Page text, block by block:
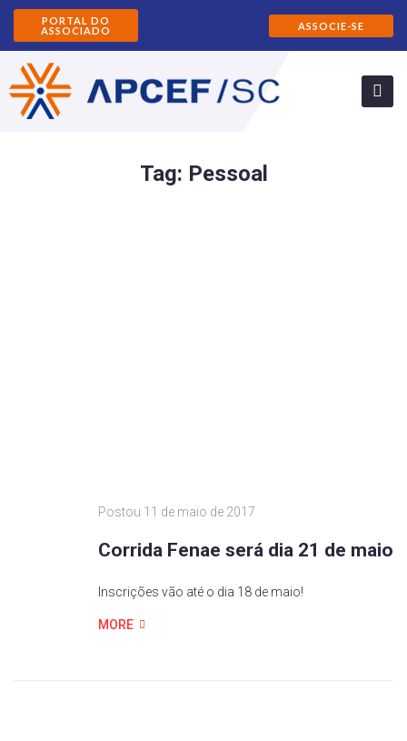
PORTAL DO
ASSOCIADO
ASSOCIE-SE
Tag: Pessoal
Postou 11 de maio de 2017
Corrida Fenae será dia 21 de maio
Inscrições vão até o dia 18 de maio!
MORE